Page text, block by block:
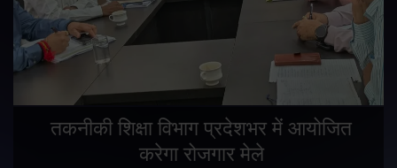
तकनीकी शिक्षा विभाग प्रदेशभर में आयोजित
करेगा रोजगार मेले